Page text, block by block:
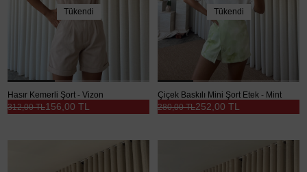
Tükendi
Hasır Kemerli Şort - Vizon
156,00 TL
312,00 TL
Tükendi
Çiçek Baskılı Mini Şort Etek - Mint
252,00 TL
280,00 TL